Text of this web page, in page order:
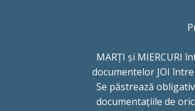
MARȚI și MIERCURI
documentelor JOI
Se păstrează
documentațiile de